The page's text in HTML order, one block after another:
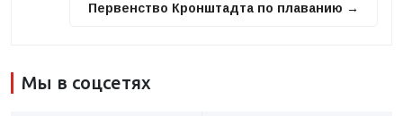
Первенство Кронштадта по плаванию →
Мы в соцсетях